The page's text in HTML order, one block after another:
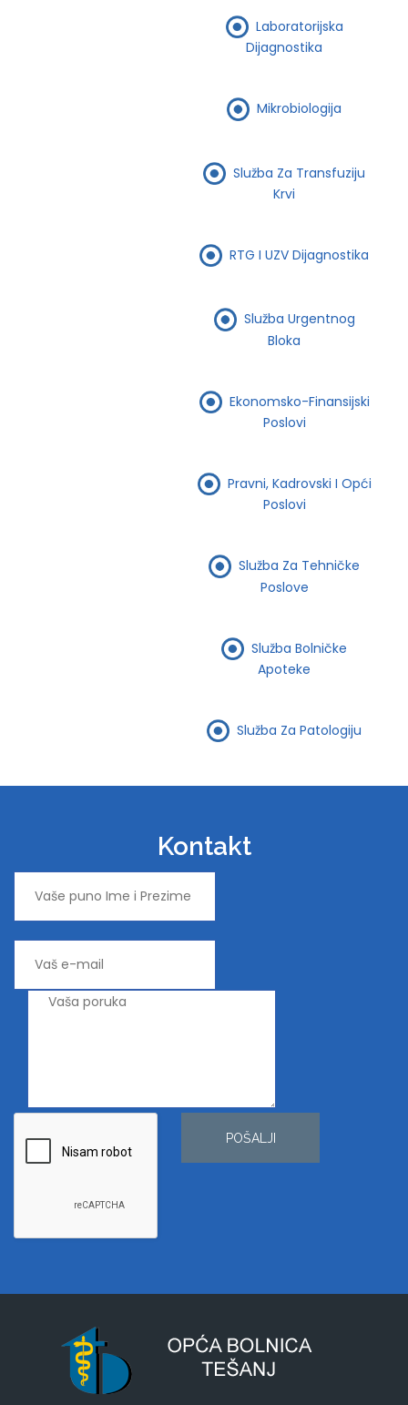
Laboratorijska
Dijagnostika
Mikrobiologija
Služba Za Transfuziju
Krvi
RTG I UZV Dijagnostika
Služba Urgentnog
Bloka
Ekonomsko-Finansijski
Poslovi
Pravni, Kadrovski I Opći
Poslovi
Služba Za Tehničke
Poslove
Služba Bolničke
Apoteke
Služba Za Patologiju
Kontakt
POŠALJI